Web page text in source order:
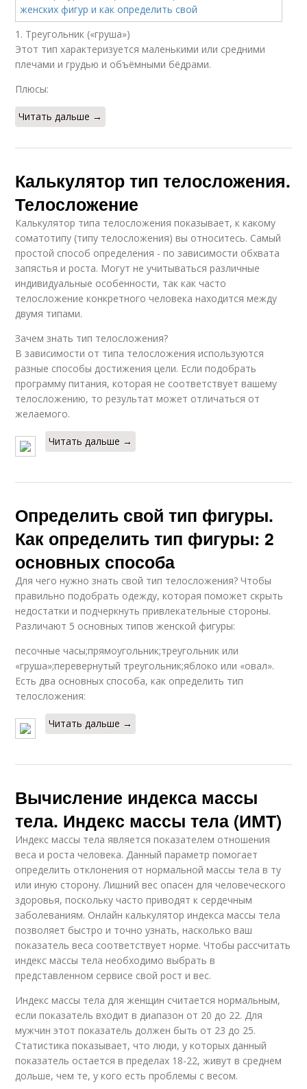
1. Треугольник («груша»)
Этот тип характеризуется маленькими или средними
плечами и грудью и объёмными бёдрами.
Плюсы:
Читать дальше →
Калькулятор тип телосложения.
Телосложение
Калькулятор типа телосложения показывает, к какому
соматотипу (типу телосложения) вы относитесь. Самый
простой способ определения - по зависимости обхвата
запястья и роста. Могут не учитываться различные
индивидуальные особенности, так как часто
телосложение конкретного человека находится между
двумя типами.
Зачем знать тип телосложения?
В зависимости от типа телосложения используются
разные способы достижения цели. Если подобрать
программу питания, которая не соответствует вашему
телосложению, то результат может отличаться от
желаемого.
Читать дальше →
Определить свой тип фигуры.
Как определить тип фигуры: 2
основных способа
Для чего нужно знать свой тип телосложения? Чтобы
правильно подобрать одежду, которая поможет скрыть
недостатки и подчеркнуть привлекательные стороны.
Различают 5 основных типов женской фигуры:
песочные часы;прямоугольник;треугольник или
«груша»;перевернутый треугольник;яблоко или «овал».
Есть два основных способа, как определить тип
телосложения:
Читать дальше →
Вычисление индекса массы
тела. Индекс массы тела (ИМТ)
Индекс массы тела является показателем отношения
веса и роста человека. Данный параметр помогает
определить отклонения от нормальной массы тела в ту
или иную сторону. Лишний вес опасен для человеческого
здоровья, поскольку часто приводят к сердечным
заболеваниям. Онлайн калькулятор индекса массы тела
позволяет быстро и точно узнать, насколько ваш
показатель веса соответствует норме. Чтобы рассчитать
индекс массы тела необходимо выбрать в
представленном сервисе свой рост и вес.
Индекс массы тела для женщин считается нормальным,
если показатель входит в диапазон от 20 до 22. Для
мужчин этот показатель должен быть от 23 до 25.
Статистика показывает, что люди, у которых данный
показатель остается в пределах 18-22, живут в среднем
дольше, чем те, у кого есть проблемы с весом.